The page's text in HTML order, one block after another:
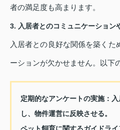
者の満足度も高まります。
3. 入居者とのコミュニケーション
入居者との良好な関係を築くた
ーションが欠かせません。以下
定期的なアンケートの実施：
し、物件運営に反映させる。